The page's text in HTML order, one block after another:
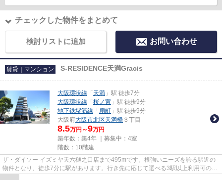
チェックした物件をまとめて
検討リストに追加 お問い合わせ
賃貸｜マンション S-RESIDENCE天満Gracis
大阪環状線 「 天満 」駅 徒歩7分
大阪環状線 「 桜ノ宮 」駅 徒歩9分
地下鉄堺筋線 「 扇町 」駅 徒歩9分
大阪府大阪市北区天満橋 ３丁目
8.5万円～9万円
築年数：築4年 ｜募集中： 4室
階数：10階建
ザ・ダイソー イズミヤ天六樋之口店まで495mです。根強いニーズを誇る駅近の
物件となり、徒歩7分に駅があります。行き先に応じて選べる3駅以上利用可の物